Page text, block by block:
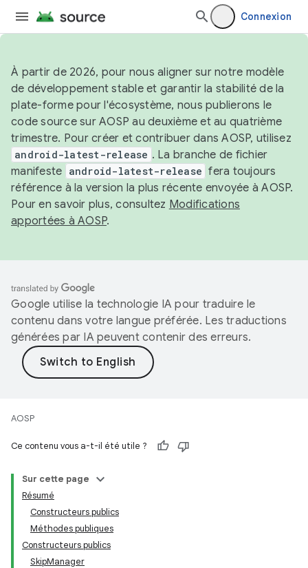
Connexion
À partir de 2026, pour nous aligner sur notre modèle
de développement stable et garantir la stabilité de la
plate-forme pour l'écosystème, nous publierons le
code source sur AOSP au deuxième et au quatrième
trimestre. Pour créer et contribuer dans AOSP, utilisez
android-latest-release . La branche de fichier
manifeste android-latest-release fera toujours
référence à la version la plus récente envoyée à AOSP.
Pour en savoir plus, consultez Modifications
apportées à AOSP.
Google utilise la technologie IA pour traduire le
contenu dans votre langue préférée. Les traductions
générées par IA peuvent contenir des erreurs.
AOSP
Ce contenu vous a-t-il été utile ?
Sur cette page
Résumé
Constructeurs publics
Méthodes publiques
Constructeurs publics
SkipManager